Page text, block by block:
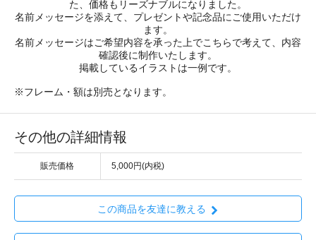
た、価格もリーズナブルになりました。
名前メッセージを添えて、プレゼントや記念品にご使用いただけ
ます。
名前メッセージはご希望内容を承った上でこちらで考えて、内容
確認後に制作いたします。
掲載しているイラストは一例です。
※フレーム・額は別売となります。
その他の詳細情報
販売価格 5,000円(内税)
この商品を友達に教える